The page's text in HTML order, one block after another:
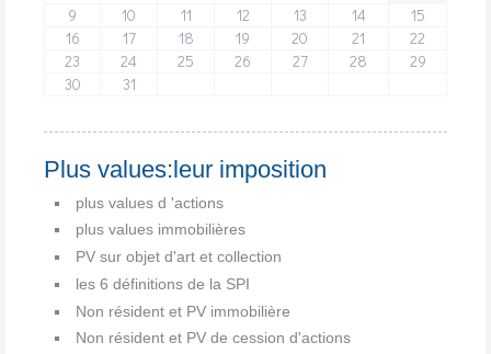
9
10 11 12 13 14
15
16
17 18 19 20 21
22
23
24 25 26 27 28
29
30
31
Plus values:leur imposition
plus values d 'actions
plus values immobilières
PV sur objet d'art et collection
les 6 définitions de la SPI
Non résident et PV immobilière
Non résident et PV de cession d'actions